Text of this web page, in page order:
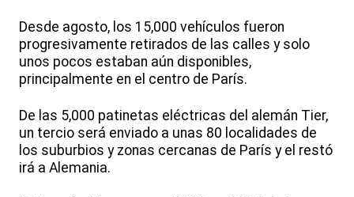
Desde agosto, los 15,000 vehículos fueron
progresivamente retirados de las calles y solo
unos pocos estaban aún disponibles,
principalmente en el centro de París.
De las 5,000 patinetas eléctricas del alemán Tier,
un tercio será enviado a unas 80 localidades de
los suburbios y zonas cercanas de París y el restó
irá a Alemania.